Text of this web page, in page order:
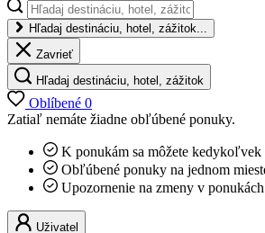
Hľadaj destináciu, hotel, zážitok...
Zavrieť
Hľadaj destináciu, hotel, zážitok
Oblíbené 0
Zatiaľ nemáte žiadne obľúbené ponuky.
K ponukám sa môžete
Obľúbené ponuky na jednom
Upozornenie na zmeny v ponukách
Uživatel